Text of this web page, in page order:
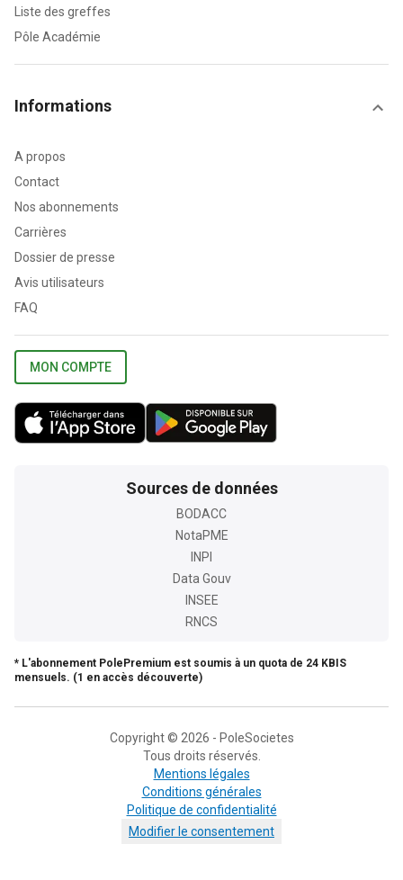
Liste des greffes
Pôle Académie
Informations
A propos
Contact
Nos abonnements
Carrières
Dossier de presse
Avis utilisateurs
FAQ
MON COMPTE
Sources de données
BODACC
NotaPME
INPI
Data Gouv
INSEE
RNCS
* L'abonnement PolePremium est soumis à un quota de 24 KBIS
mensuels. (1 en accès découverte)
Copyright © 2026 - PoleSocietes
Tous droits réservés.
Mentions légales
Conditions générales
Politique de confidentialité
Modifier le consentement